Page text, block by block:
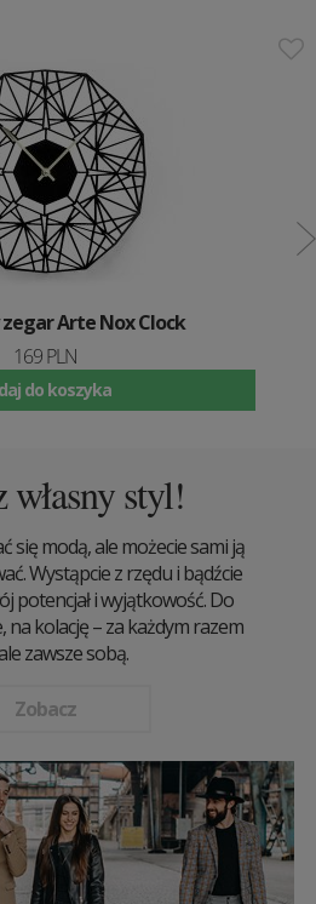
Arte Nox Clock
169 PLN
do koszyka
styl!
się modą, ale możecie sami ją
Wystąpcie z rzędu i bądźcie
potencjał i wyjątkowość. Do
na kolację – za każdym razem
zawsze sobą.
Zobacz